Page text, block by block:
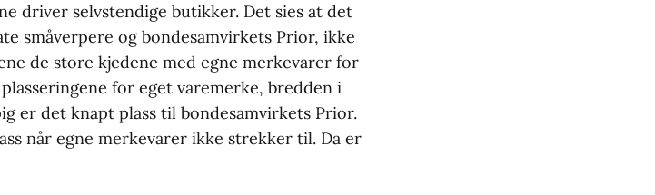
driver selvstendige butikker. Det sies at det
småverpere og bondesamvirkets Prior, ikke
de store kjedene med egne merkevarer for
for eget varemerke, bredden i
er det knapt plass til bondesamvirkets Prior.
når egne merkevarer ikke strekker til. Da er